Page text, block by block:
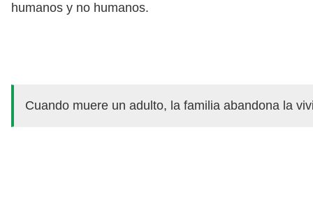
humanos y no humanos.
Cuando muere un adulto, la familia abandona la